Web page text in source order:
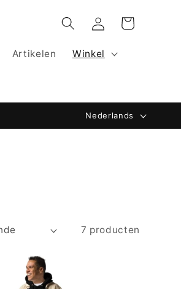
Artikelen Winkel
Inloggen
Winkelwagen
T
a
Nederlands
7 producten